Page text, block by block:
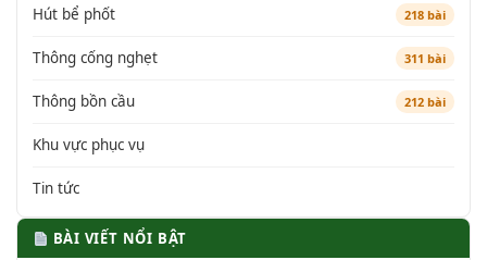
Hút bể phốt 218 bài
Thông cống nghẹt 311 bài
Thông bồn cầu 212 bài
Khu vực phục vụ
Tin tức
BÀI VIẾT NỔI BẬT